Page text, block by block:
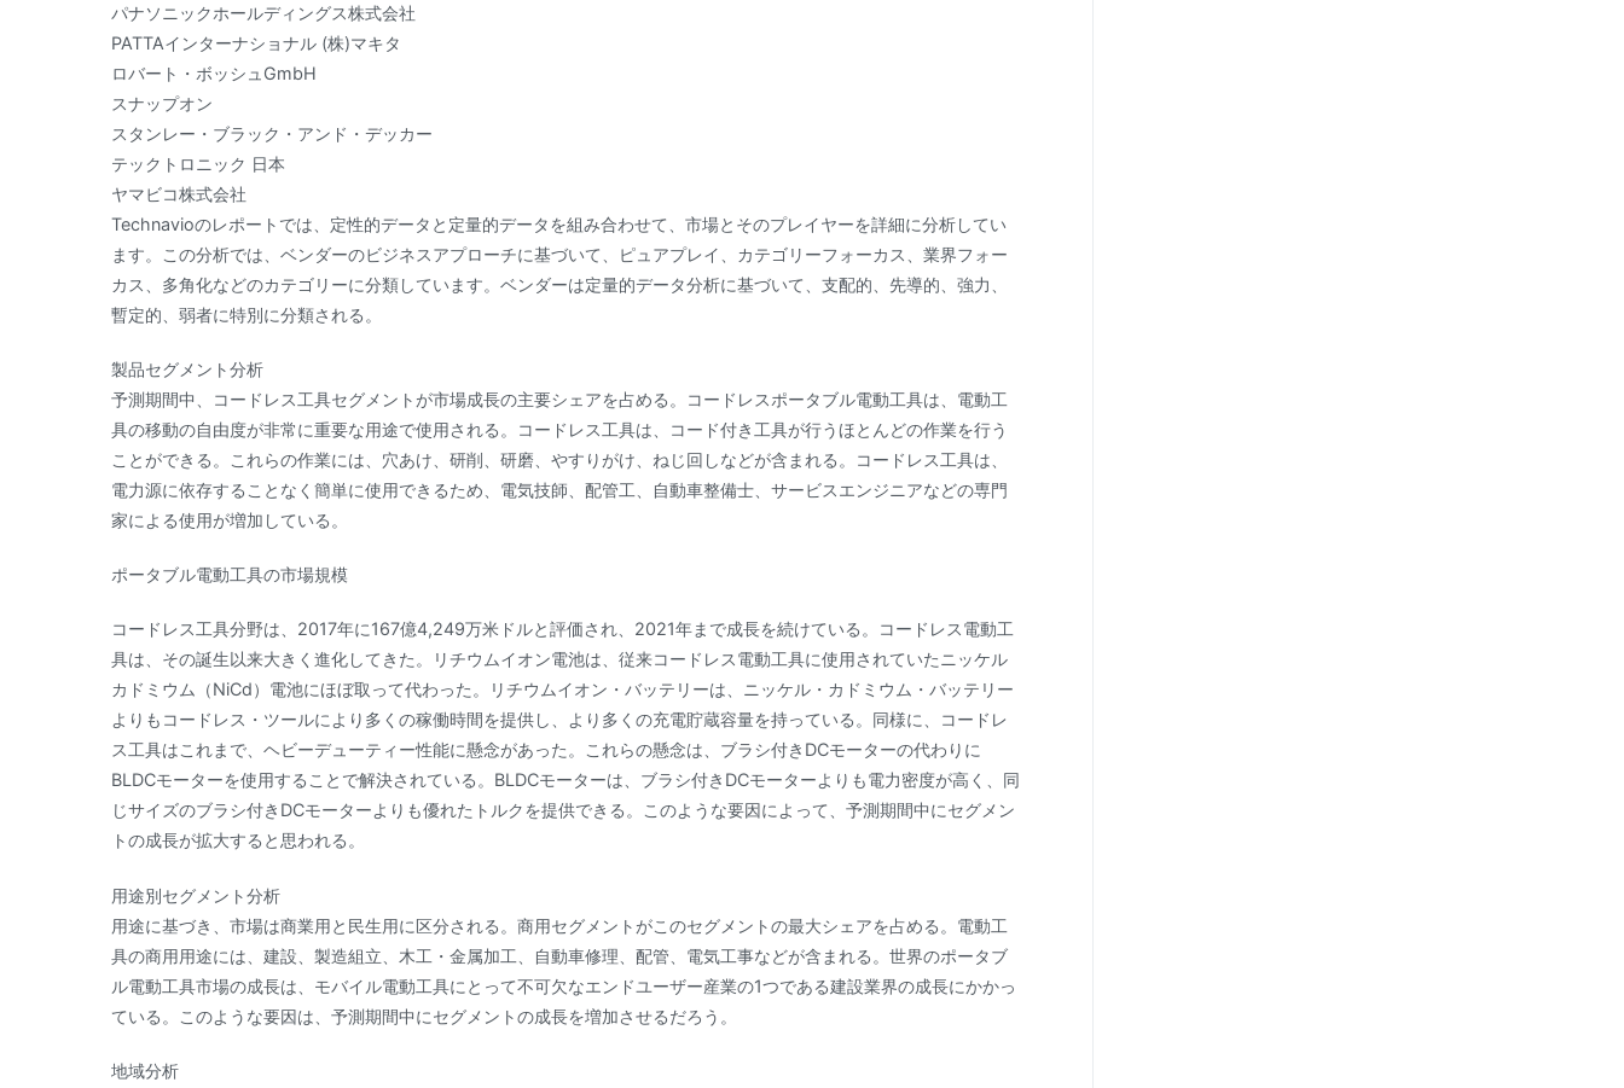
パナソニックホールディングス株式会社
PATTAインターナショナル (株)マキタ
ロバート・ボッシュGmbH
スナップオン
スタンレー・ブラック・アンド・デッカー
テックトロニック 日本
ヤマビコ株式会社
Technavioのレポートでは、定性的データと定量的データを組み合わせて、市場とそのプレイヤーを詳細に分析してい
ます。この分析では、ベンダーのビジネスアプローチに基づいて、ピュアプレイ、カテゴリーフォーカス、業界フォー
カス、多角化などのカテゴリーに分類しています。ベンダーは定量的データ分析に基づいて、支配的、先導的、強力、
暫定的、弱者に特別に分類される。
製品セグメント分析
予測期間中、コードレス工具セグメントが市場成長の主要シェアを占める。コードレスポータブル電動工具は、電動工
具の移動の自由度が非常に重要な用途で使用される。コードレス工具は、コード付き工具が行うほとんどの作業を行う
ことができる。これらの作業には、穴あけ、研削、研磨、やすりがけ、ねじ回しなどが含まれる。コードレス工具は、
電力源に依存することなく簡単に使用できるため、電気技師、配管工、自動車整備士、サービスエンジニアなどの専門
家による使用が増加している。
ポータブル電動工具の市場規模
コードレス工具分野は、2017年に167億4,249万米ドルと評価され、2021年まで成長を続けている。コードレス電動工
具は、その誕生以来大きく進化してきた。リチウムイオン電池は、従来コードレス電動工具に使用されていたニッケル
カドミウム（NiCd）電池にほぼ取って代わった。リチウムイオン・バッテリーは、ニッケル・カドミウム・バッテリー
よりもコードレス・ツールにより多くの稼働時間を提供し、より多くの充電貯蔵容量を持っている。同様に、コードレ
ス工具はこれまで、ヘビーデューティー性能に懸念があった。これらの懸念は、ブラシ付きDCモーターの代わりに
BLDCモーターを使用することで解決されている。BLDCモーターは、ブラシ付きDCモーターよりも電力密度が高く、同
じサイズのブラシ付きDCモーターよりも優れたトルクを提供できる。このような要因によって、予測期間中にセグメン
トの成長が拡大すると思われる。
用途別セグメント分析
用途に基づき、市場は商業用と民生用に区分される。商用セグメントがこのセグメントの最大シェアを占める。電動工
具の商用用途には、建設、製造組立、木工・金属加工、自動車修理、配管、電気工事などが含まれる。世界のポータブ
ル電動工具市場の成長は、モバイル電動工具にとって不可欠なエンドユーザー産業の1つである建設業界の成長にかかっ
ている。このような要因は、予測期間中にセグメントの成長を増加させるだろう。
地域分析